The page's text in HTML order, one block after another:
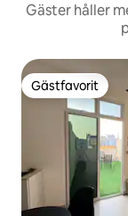
Gäster håller
Gästfavorit
Gästfavorit